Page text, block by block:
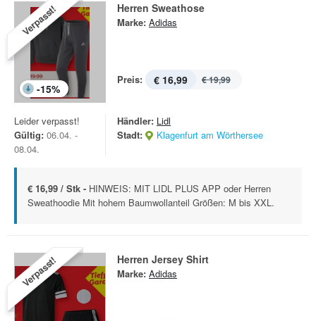
Verpasst!
-15%
Herren Sweathose
Marke: Adidas
Preis: € 16,99 € 19,99
Leider verpasst!
Gültig: 06.04. -
08.04.
Händler: Lidl
Stadt:
Klagenfurt am Wörthersee
€ 16,99 / Stk - HINWEIS: MIT LIDL PLUS APP oder Herren
Sweathoodie Mit hohem Baumwollanteil Größen: M bis XXL.
Verpasst! Herren Jersey Shirt
Marke: Adidas